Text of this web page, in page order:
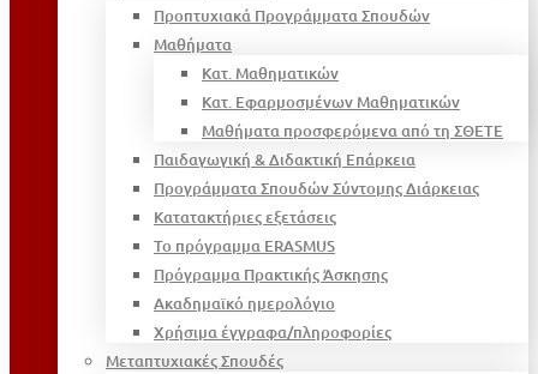
Προπτυχιακά Προγράμματα Σπουδών
Μαθήματα
Κατ. Μαθηματικών
Κατ. Εφαρμοσμένων Μαθηματικών
Μαθήματα προσφερόμενα από τη ΣΘΕΤΕ
Παιδαγωγική & Διδακτική Επάρκεια
Προγράμματα Σπουδών Σύντομης Διάρκειας
Κατατακτήριες εξετάσεις
Το πρόγραμμα ERASMUS
Πρόγραμμα Πρακτικής Άσκησης
Ακαδημαϊκό ημερολόγιο
Χρήσιμα έγγραφα/πληροφορίες
Μεταπτυχιακές Σπουδές